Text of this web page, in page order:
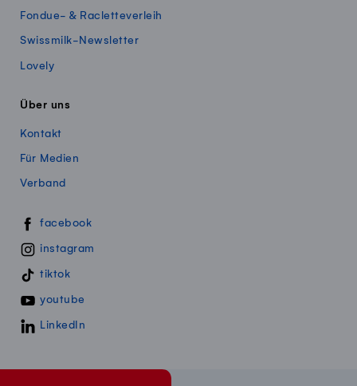
Fondue- & Racletteverleih
Swissmilk-Newsletter
Lovely
Über uns
Kontakt
Für Medien
Verband
Swissmillk auf Social Media
facebook
instagram
tiktok
youtube
LinkedIn